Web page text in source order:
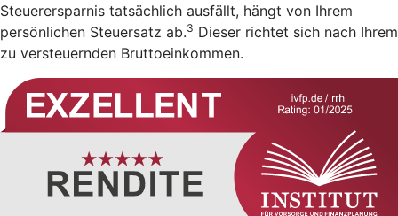
Steuerersparnis tatsächlich ausfällt, hängt von Ihrem
persönlichen Steuersatz ab.3 Dieser richtet sich nach Ihrem
zu versteuernden Bruttoeinkommen.